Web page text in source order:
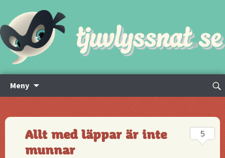
Meny
innehåll
Sök
Allt med läppar är inte
munnar
5